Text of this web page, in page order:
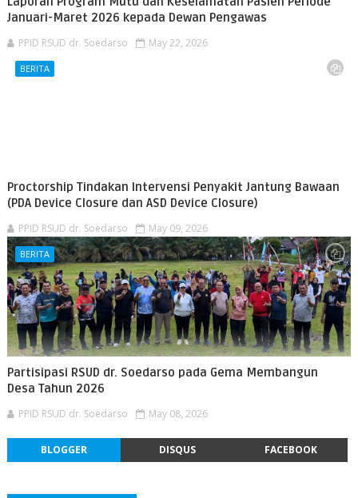
Januari-Maret 2026 kepada Dewan Pengawas
PPID RSUD dr. Soedarso May 22, 2026
BERITA
Proctorship Tindakan Intervensi Penyakit Jantung Bawaan
(PDA Device Closure dan ASD Device Closure)
PPID RSUD dr. Soedarso May 09, 2026
BERITA
Partisipasi RSUD dr. Soedarso pada Gema Membangun
Desa Tahun 2026
PPID RSUD dr. Soedarso May 08, 2026
BLOGGER DISQUS FACEBOOK